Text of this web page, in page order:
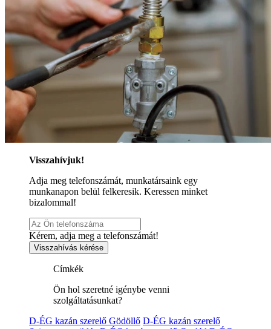
Visszahívjuk!
Adja meg telefonszámát, munkatársaink egy
munkanapon belül felkeresik. Keressen minket
bizalommal!
Kérem, adja meg a telefonszámát!
Visszahívás kérése
Címkék
Ön hol szeretné igénybe venni
szolgáltatásunkat?
D-ÉG kazán szerelő Gödöllő D-ÉG kazán szerelő